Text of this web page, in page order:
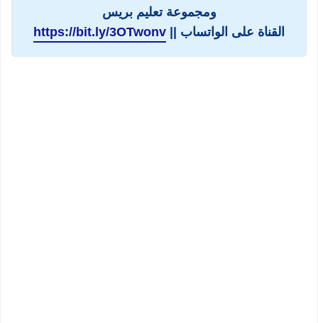
ومجموعة تعليم بريس
القناة على الواتساب || https://bit.ly/3OTwonv